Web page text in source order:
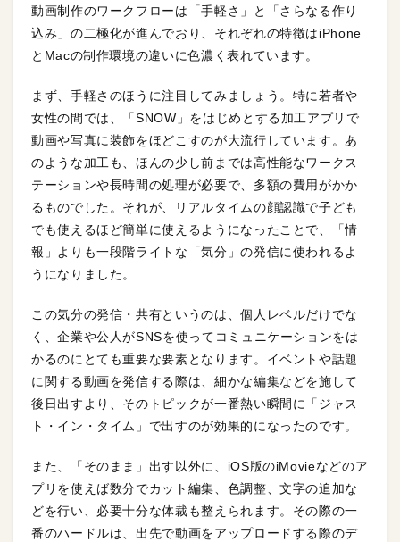
動画制作のワークフローは「手軽さ」と「さらなる作り
込み」の二極化が進んでおり、それぞれの特徴はiPhone
とMacの制作環境の違いに色濃く表れています。
まず、手軽さのほうに注目してみましょう。特に若者や
女性の間では、「SNOW」をはじめとする加工アプリで
動画や写真に装飾をほどこすのが大流行しています。あ
のような加工も、ほんの少し前までは高性能なワークス
テーションや長時間の処理が必要で、多額の費用がかか
るものでした。それが、リアルタイムの顔認識で子ども
でも使えるほど簡単に使えるようになったことで、「情
報」よりも一段階ライトな「気分」の発信に使われるよ
うになりました。
この気分の発信・共有というのは、個人レベルだけでな
く、企業や公人がSNSを使ってコミュニケーションをは
かるのにとても重要な要素となります。イベントや話題
に関する動画を発信する際は、細かな編集などを施して
後日出すより、そのトピックが一番熱い瞬間に「ジャス
ト・イン・タイム」で出すのが効果的になったのです。
また、「そのまま」出す以外に、iOS版のiMovieなどのア
プリを使えば数分でカット編集、色調整、文字の追加な
どを行い、必要十分な体裁も整えられます。その際の一
番のハードルは、出先で動画をアップロードする際のデ